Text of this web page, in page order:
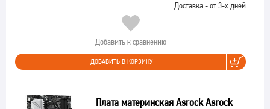
Доставка - от 3-х дней
Добавить к сравнению
ДОБАВИТЬ В КОРЗИНУ
Плата материнская Asrock Asrock